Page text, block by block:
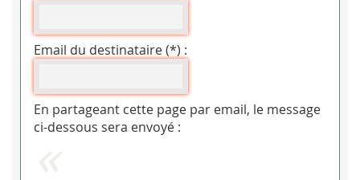
Email du destinataire (*) :
En partageant cette page par email, le message
ci-dessous sera envoyé :